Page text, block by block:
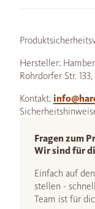
Hersteller:
Rohrdorfer Str.
Kontakt:
Fragen zum
Wir sind für
Einfach auf
stellen -
Team ist für